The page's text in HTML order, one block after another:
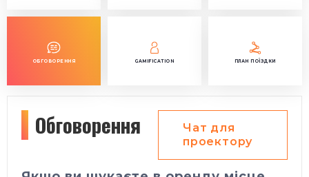
ОБГОВОРЕННЯ GAMIFICATION ПЛАН ПОЇЗДКИ
Обговорення
Чат для
проектору